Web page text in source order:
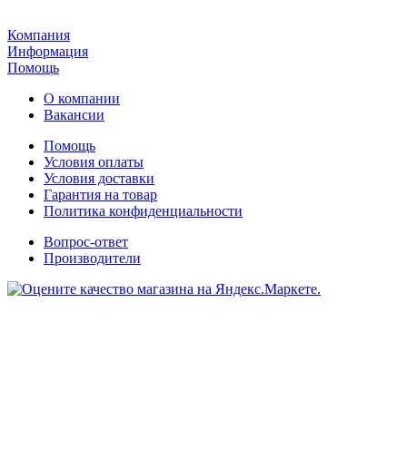
Компания
Информация
Помощь
О компании
Вакансии
Помощь
Условия оплаты
Условия доставки
Гарантия на товар
Политика конфиденциальности
Вопрос-ответ
Производители